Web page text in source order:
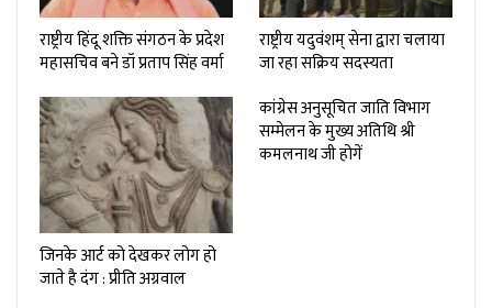
राष्ट्रीय हिंदू शक्ति संगठन के प्रदेश
महासचिव बने डॉ प्रताप सिंह वर्मा
राष्ट्रीय यदुवंशम् सेना द्वारा चलाया
जा रहा सक्रिय सदस्यता
जिनके आर्ट को देखकर लोग हो
जाते है दंग : प्रीति अग्रवाल
कांग्रेस अनुसूचित जाति विभाग
सम्मेलन के मुख्य अतिथि श्री
कमलनाथ जी होगें